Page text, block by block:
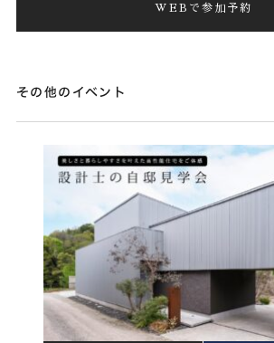
WEBで参加予約
その他のイベント